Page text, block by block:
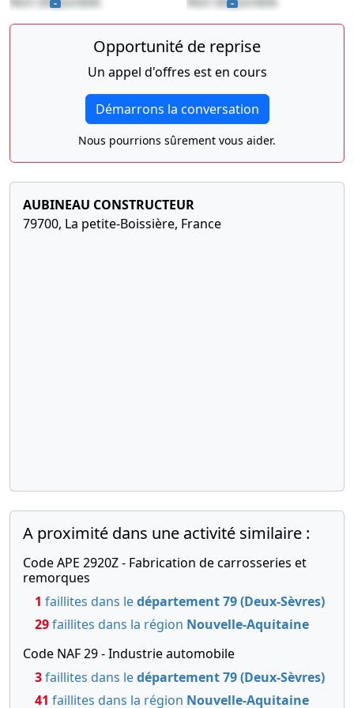
30/06/2017
comptable
Modification(s)
statutaire(s)
,
de l'adresse
du siège
social
18-
11-
2016
Procès-
verbal
d'assemblée
Changement
date de
l'exercice
social ,
Nomination(s)
de gestion,
direction,
administration
Opportunité de reprise
Un appel d'offres est en cours
Démarrons la conversation
Nous pourrions sûrement vous aider.
AUBINEAU CONSTRUCTEUR
79700, La petite-Boissière, France
A proximité dans une activité similaire :
Code APE 2920Z - Fabrication de carrosseries et
remorques
1 faillites dans ledépartement 79 (Deux-Sèvres)
29faillites dans la région Nouvelle-Aquitaine
Code NAF 29 - Industrie automobile
3faillites dans ledépartement 79 (Deux-Sèvres)
41 faillites dans la région Nouvelle-Aquitaine